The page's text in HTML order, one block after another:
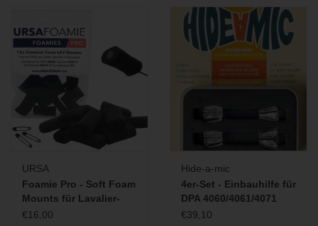
den versteckten Einbau von Lavalier-Mikrofonen. Das
hypoallergene Tape kann bedenkenlos direkt auf der Haut
angebracht und rückstandslos entfernt werden.
Lieferumfang:
3x Lav Concealer für Sony-ECM-V1, weiß
3x Lav Concealer für Sony-ECM-V1, schwarz
36x Concealer Tapes
URSA
Foamie Pro - Soft Foam
Mounts für Lavalier-
Mikrofone
€16,00
Hide-a-mic
4er-Set - Einbauhilfe für
DPA 4060/4061/4071
€39,10